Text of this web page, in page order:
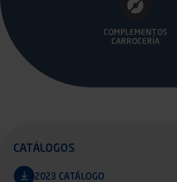
COMPLEMENTOS
CARROCERÍA
CATÁLOGOS
2023 CATÁLOGO